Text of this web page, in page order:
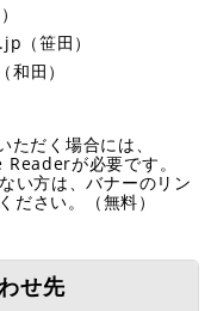
（笹田）
（和田）
ただく場合には、
が必要です。
い方は、バナーのリン
ださい。（無料）
せ先